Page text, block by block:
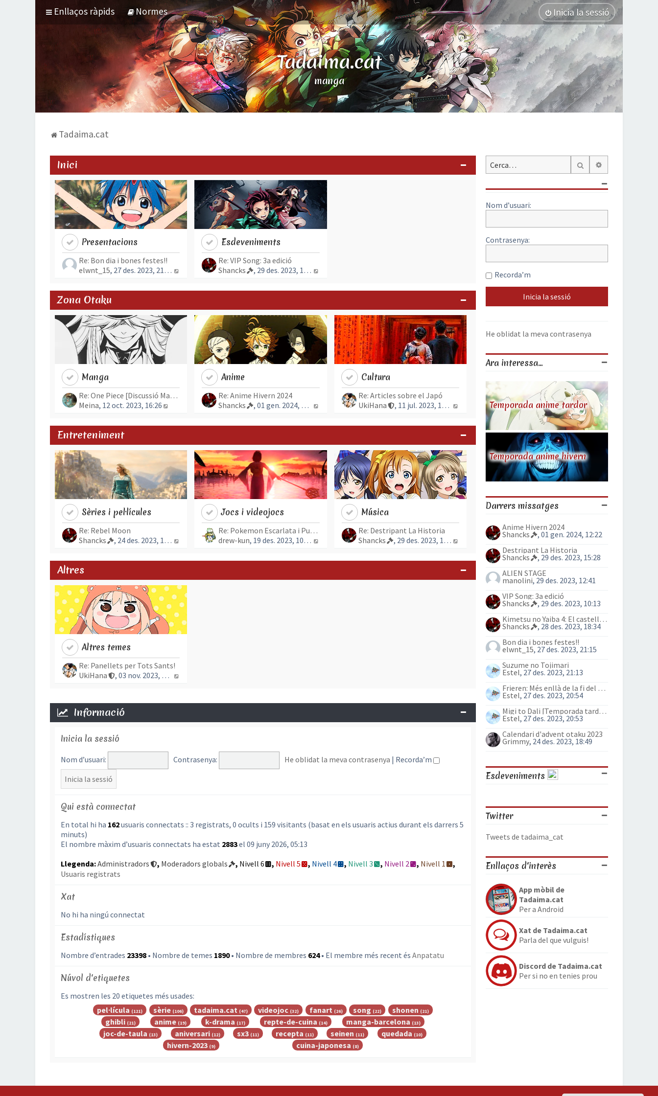
Enllaços ràpids Normes Inicia la sessió
Tadaima.cat
manga
Tadaima.cat
Inici
Presentacions
Re: Bon dia i bones festes!!
elwnt_15
, 27 des. 2023, 21:15 Mostra l’entrada més recent
Esdeveniments
Re: VIP Song: 3a edició
Shancks
, 29 des. 2023, 10:13
Zona Otaku
Manga
Re: One Piece [Discussió Mang…
Meina, 12 oct. 2023, 16:26 Mostra l’entrada més recent
Anime
Re: Anime Hivern 2024
Shancks
, 01 gen. 2024, 12:22 Mostra l’entrada més recent
Cultura
Re: Articles sobre el Japó
UkiHana
, 11 jul. 2023, 18:29 Mostra l’entrada més recent
Entreteniment
Sèries i pel·lícules
Re: Rebel Moon
Shancks
, 24 des. 2023, 16:12 Mostra l’entrada més recent
Jocs i videojocs
Re: Pokemon Escarlata i Purpu…
drew-kun
, 19 des. 2023, 10:28 Mostra l’entrada més recent
Música
Re: Destripant La Historia
Shancks
, 29 des. 2023, 15:28 Mostra l’entrada més recent
Altres
Altres temes
Re: Panellets per Tots Sants!
UkiHana
, 03 nov. 2023, 17:24
Informació
Inicia la sessió
Nom d’usuari: Contrasenya: He oblidat la meva contrasenya | Recorda’m
Qui està connectat
En total hi ha 162usuaris connectats :: 3 registrats, 0 ocults i 159 visitants (basat en els usuaris actius durant els darrers 5
minuts)
El nombre màxim d’usuaris connectats ha estat 2883el 09 juny 2026, 05:13
Llegenda:Administradors , Moderadors globals , Nivell 6 , Nivell 5 , Nivell 4 , Nivell 3 , Nivell 2 , Nivell 1
,
Usuaris registrats
Xat
No hi ha ningú connectat
Estadístiques
Nombre d’entrades 23398 • Nombre de temes 1890• Nombre de membres 624• El membre més recent és Anpatatu
Núvol d'etiquetes
Es mostren les 20 etiquetes més usades:
pel·lícula (121) sèrie (106) tadaima.cat (47) videojoc (32) fanart (26) song (22) shonen (21)
ghibli (21) anime (19) k-drama (17) repte-de-cuina (14) manga-barcelona (13)
joc-de-taula (13) aniversari (12) sx3 (11) recepta (11) seinen (11) quedada (10)
hivern-2023 (9) cuina-japonesa (8)
Cerca
Nom d’usuari:
Contrasenya:
Recorda’m
He oblidat la meva contrasenya
Ara interessa...
Temporada anime tardor
Temporada anime hivern
Darrers missatges
Anime Hivern 2024
Shancks
, 01 gen. 2024, 12:22
Destripant La Historia
Shancks
, 29 des. 2023, 15:28
ALIEN STAGE
manolini, 29 des. 2023, 12:41
VIP Song: 3a edició
Shancks
, 29 des. 2023, 10:13
Kimetsu no Yaiba 4: El castell Infinit
Shancks
, 28 des. 2023, 18:34
Bon dia i bones festes!!
elwnt_15, 27 des. 2023, 21:15
Suzume no Tojimari
Estel, 27 des. 2023, 21:13
Frieren: Més enllà de la fi del viatge (anime)
Estel, 27 des. 2023, 20:54
Migi to Dali [Temporada tardor 2023]
Estel, 27 des. 2023, 20:53
Calendari d'advent otaku 2023
Grimmy, 24 des. 2023, 18:49
Esdeveniments
Twitter
Tweets de tadaima_cat
Enllaços d'interès
App mòbil de
Tadaima.cat
Per a Android
Xat de Tadaima.cat
Parla del que vulguis!
Discord de Tadaima.cat
Per si no en tenies prou